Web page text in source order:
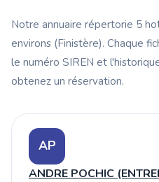
Notre annuaire répertorie 5
environs (Finistère). Chaque
le numéro SIREN et
obtenez un réservation.
AP
ANDRE POCHIC